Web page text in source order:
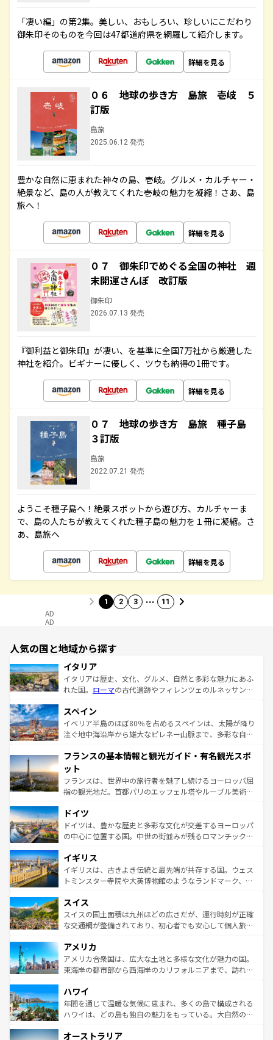
「凄い編」の第2集。美しい、おもしろい、珍しいにこだわり
御朱印そのものを今回は47都道府県を網羅して紹介します。
詳細を見る
０６ 地球の歩き方 島旅 壱岐 ５
訂版
島旅
2025.06.12 発売
豊かな自然に恵まれた神々の島、壱岐。グルメ・カルチャー・
絶景など、島の人が教えてくれた壱岐の魅力を凝縮！さあ、島
旅へ！
詳細を見る
０７ 御朱印でめぐる全国の神社 週
末開運さんぽ 改訂版
御朱印
2026.07.13 発売
『御利益と御朱印』が凄い、を基準に全国7万社から厳選した
神社を紹介。ビギナーに優しく、ツウも納得の1冊です。
詳細を見る
０７ 地球の歩き方 島旅 種子島
３訂版
島旅
2022.07.21 発売
ようこそ種子島へ！絶景スポットから遊び方、カルチャーま
で、島の人たちが教えてくれた種子島の魅力を１冊に凝縮。さ
あ、島旅へ
詳細を見る
1 2 3 … 11
AD
AD
人気の国と地域から探す
イタリア
イタリアは歴史、文化、グルメ、自然と多彩な魅力にあふ
れた国。 ローマの古代遺跡やフィレンツェのルネッサンス
ろん、トスカーナの美しい田園風景やアマルフィ海岸の絶
景など、自然景観も見逃せない。観光の合間には、本場の
ピザやパスタなど、絶品のイタリア料理を堪能することも
ませてくれるイタリアで、忘れられない旅をしてみよう！
なお、新着のイタリア情報は
しい。
スペイン
イベリア半島のほぼ80％を占めるスペインは、太陽が降り
注ぐ地中海沿岸から雄大なピレネー山脈まで、多彩な自然
文化が根付くこの国では、情熱的なフラメンコ、熱気あふ
れる闘牛、そして美味しいタパスが生活の一部となってい
る。首都マドリードの洗練された雰囲気や、バルセロナの
アートに溢れた街角から、地方では古代ローマ遺跡や中世
せる。地方によって風土や気候が異なるスペインはその個
性で訪れる人を魅了する。 なお、新着のスペイン情報は コ
ンテンツ一覧を参照してほしい。
フランスの基本情報と観光ガイド・有名観光スポ
ット
フランスは、世界中の旅行者を魅了し続けるヨーロッパ屈
指の観光地だ。首都パリのエッフェル塔やルーブル美術館
で、幅広い魅力が詰まっている。華麗な宮殿、歴史的な大
聖堂、美しいビーチ、そして豊かな自然が、訪れる者を心
から魅了する。また、フランスは美食の国としても知ら
いる。シャンパンの発祥地であるランス、プロヴァンスの
香り高いラベンダー畑など、多彩な楽しみ方が可能だ。さ
らに、パリ以外の地域にも魅力が溢れており、どの街角に
れる地方に足を運ぶとそれぞれで全く異なる文化を体験で
きるだろう。 なお、新着のフランス情報はコンテンツ一覧
を参照してほしい。
ドイツ
ドイツは、豊かな歴史と多彩な文化が交差するヨーロッパ
の中心に位置する国。中世の街並みが残るロマンチック街
顔を持つこの国は、どこを歩いても飽きることがない。ベ
ルリンの文化的活気、バイエルン州のアルプスの絶景、そ
してライン川沿いのワイン畑といった風景は必見。ビール
は、お酒好きな人にはぜひ体験してほしい。 なお、新着の
ドイツ情報はコンテンツ一覧を参照してほしい。
イギリス
イギリスは、古きよき伝統と最先端が共存する国。ウェス
トミンスター寺院や大英博物館のようなランドマーク、歴
リアごとに異なる魅力がある。また、優雅なアフタヌーン
ティー、ビール好きにはたまらない英国パブ、サッカー観
戦など、本場だからこそできる体験も豊富。イギリスを旅
ンツ一覧を参照してほしい。
スイス
スイスの国土面積は九州ほどの広さだが、運行時刻が正確
な交通網が整備されており、初心者でも安心して個人旅行
の建物がそのまま残る町や、スイスならではのユニークな
博物館もあり、アルプス観光だけでなく町歩きも満喫する
ことができる。国民の所得が高いため物価も高いが、旅行
ば市内交通費無料で観光を楽しむこともできる。 なお、新
着のスイス情報はコンテンツ一覧 を参照してほしい。
アメリカ
アメリカ合衆国は、広大な土地と多様な文化が魅力の国。
東海岸の都市部から西海岸のカリフォルニアまで、訪れる
のような巨大都市は、観光、ショッピング、エンターテイ
ンメントが詰まった刺激的なスポットだ。一方、アメリカ
西部には大自然が広がり、グランドキャニオンやイエロー
部のニューオーリンズでは、音楽と美食が融合した独特の
ハワイ
年間を通じて温暖な気候に恵まれ、多くの島で構成される
ハワイは、どの島も独自の魅力をもっている。大自然の神
ワイ島は見逃せない。また、定番の観光地といえばオアフ
オーストラリア